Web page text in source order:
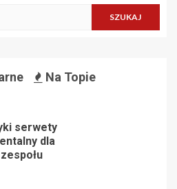
Na Topie
serwety
dla